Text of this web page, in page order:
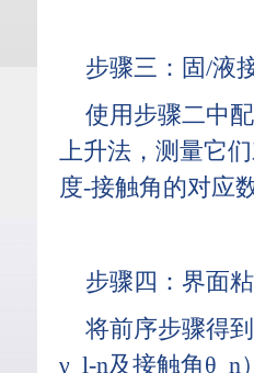
步骤三：固/液
使用步骤二中
上升法，测量它
度-接触角的对应
步骤四：界面
将前序步骤得
γ_l-n及接触角